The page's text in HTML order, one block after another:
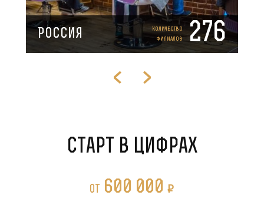
Россия
Количество
филиалов
276
Старт в цифрах
от 600 000 P